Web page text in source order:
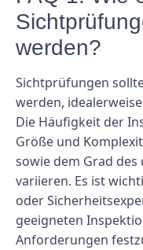
werden?
Sichtprüfungen
werden,
Die Häufigkeit der
Größe und
sowie dem Grad
variieren. Es ist
oder
geeigneten
Anforderungen